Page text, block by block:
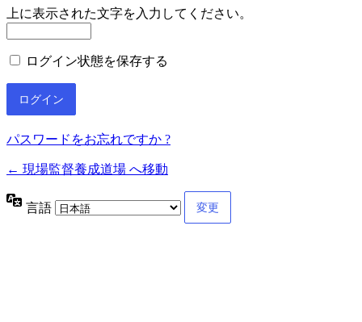
上に表示された文字を入力してください。
ログイン状態を保存する
パスワードをお忘れですか ?
← 現場監督養成道場 へ移動
言語